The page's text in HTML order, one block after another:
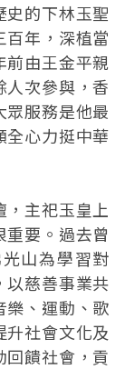
的下林玉聖
年，深植當
前由王金平親
人次參與，香
眾服務是他最
全心力挺中華
主祀玉皇上
要。過去曾
山為學習對
以慈善事業共
樂、運動、歌
社會文化及
饋社會，貢